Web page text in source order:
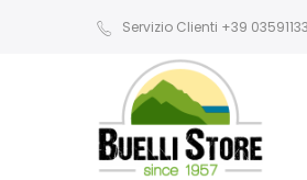
Servizio Clienti +39